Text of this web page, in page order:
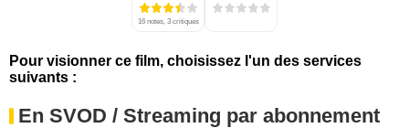
16 notes, 3 critiques
Pour visionner ce film, choisissez l'un des services
suivants :
En SVOD / Streaming par abonnement